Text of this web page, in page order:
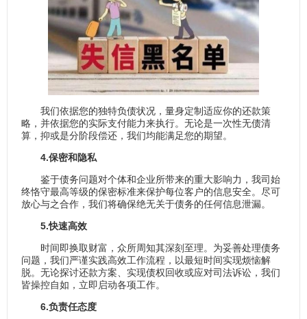
我们依据您的独特负债状况，量身定制适应你的还款策
略，并依据您的实际支付能力来执行。无论是一次性无债清
算，抑或是分阶段偿还，我们均能满足您的期望。
4.保密和隐私
鉴于债务问题对个体和企业所带来的重大影响力，我司始
终恪守最高等级的保密标准来保护每位客户的信息安全。尽可
放心与之合作，我们将确保绝无关于债务的任何信息泄漏。
5.快速高效
时间即换取财富，众所周知其深刻至理。为妥善处理债务
问题，我们严谨实践高效工作流程，以最短时间实现烦恼解
脱。无论探讨还款方案、实现债权回收或应对司法诉讼，我们
皆操控自如，立即启动各项工作。
6.负责任态度